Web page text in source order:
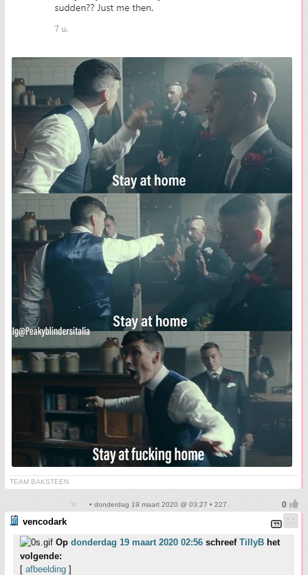
TEAM BAKSTEEN
• donderdag 19 maart 2020 @ 03:27 • 227
vencodark
Op donderdag 19 maart 2020 02:56 schreef TillyB het
volgende:
[ afbeelding ]